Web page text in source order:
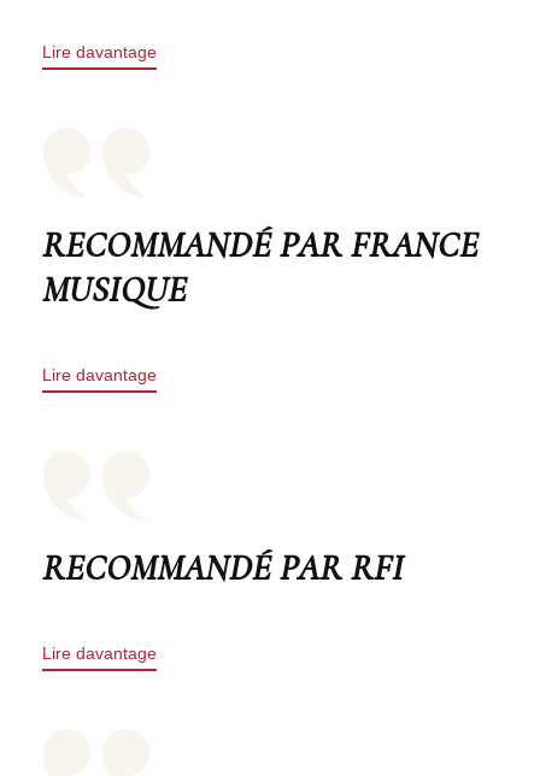
Lire davantage
RECOMMANDÉ PAR FRANCE
MUSIQUE
Lire davantage
RECOMMANDÉ PAR RFI
Lire davantage